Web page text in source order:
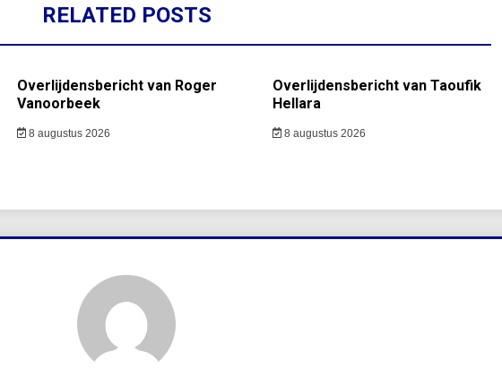
RELATED POSTS
Overlijdensbericht van Roger
Vanoorbeek
8 augustus 2026
Overlijdensbericht van Taoufik
Hellara
8 augustus 2026